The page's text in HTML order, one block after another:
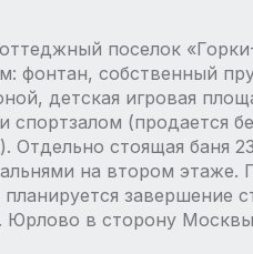
поселок
фонтан, собственный
детская игровая
спортзалом (продается
Отдельно стоящая баня
на втором
завершение
Юрлово в сторону